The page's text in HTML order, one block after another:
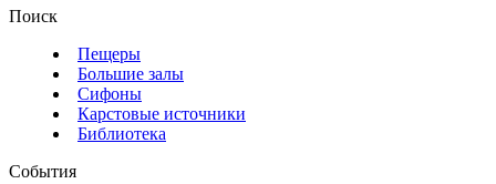
Поиск
Пещеры
Большие залы
Сифоны
Карстовые источники
Библиотека
События